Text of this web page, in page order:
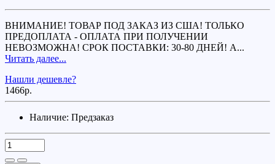
ВНИМАНИЕ! ТОВАР ПОД ЗАКАЗ ИЗ США! ТОЛЬКО
ПРЕДОПЛАТА - ОПЛАТА ПРИ ПОЛУЧЕНИИ
НЕВОЗМОЖНА! СРОК ПОСТАВКИ: 30-80 ДНЕЙ! A...
Читать далее...
Нашли дешевле?
1466р.
Наличие: Предзаказ